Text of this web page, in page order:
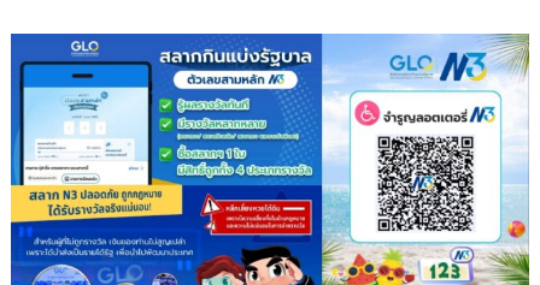
รูฟท็อป
หนุนESG–
ท่อง
เที่ยว
เขียว